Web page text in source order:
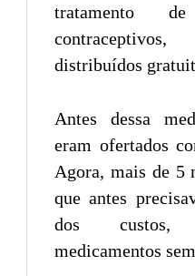
tratamento
distribuídos
Antes dessa
eram ofertados
Agora, mais de 5
que antes
dos custos,
medicamentos